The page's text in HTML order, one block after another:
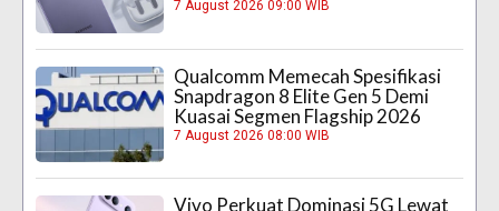
7 August 2026 09:00 WIB
Qualcomm Memecah Spesifikasi
Snapdragon 8 Elite Gen 5 Demi
Kuasai Segmen Flagship 2026
7 August 2026 08:00 WIB
Vivo Perkuat Dominasi 5G Lewat